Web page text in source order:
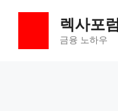
렉사포럼
금융 노하우